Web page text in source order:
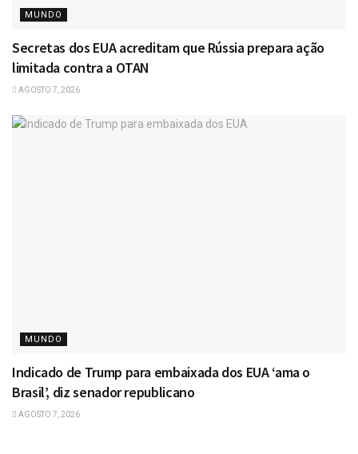
MUNDO
Secretas dos EUA acreditam que Rússia prepara ação
limitada contra a OTAN
AGOSTO 7, 2026
MUNDO
Indicado de Trump para embaixada dos EUA ‘ama o
Brasil’, diz senador republicano
AGOSTO 7, 2026